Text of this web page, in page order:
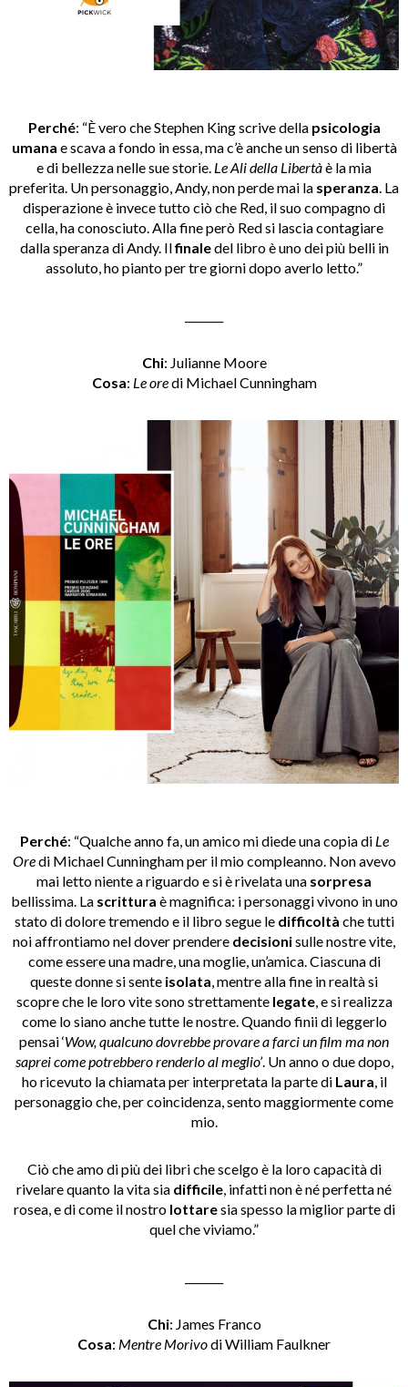
Perché: “È vero che Stephen King scrive della psicologia
umana e scava a fondo in essa, ma c’è anche un senso di libertà
e di bellezza nelle sue storie. Le Ali della Libertàè la mia
preferita. Un personaggio, Andy, non perde mai la speranza. La
disperazione è invece tutto ciò che Red, il suo compagno di
cella, ha conosciuto. Alla fine però Red si lascia contagiare
dalla speranza di Andy. Ilfinaledel libro è uno dei più belli in
assoluto, ho pianto per tre giorni dopo averlo letto.”
Chi: Julianne Moore
Cosa: Le oredi Michael Cunningham
Perché: “Qualche anno fa, un amico mi diede una copia di Le
Oredi Michael Cunningham per il mio compleanno. Non avevo
mai letto niente a riguardo e si è rivelata una sorpresa
bellissima. La scrittura è magnifica: i personaggi vivono in uno
stato di dolore tremendo e il libro segue le difficoltà che tutti
noi affrontiamo nel dover prendere decisionisulle nostre vite,
come essere una madre, una moglie, un’amica. Ciascuna di
queste donne si sente isolata, mentre alla fine in realtà si
scopre che le loro vite sono strettamente legate, e si realizza
come lo siano anche tutte le nostre. Quando finii di leggerlo
pensai ‘Wow, qualcuno dovrebbe provare a farci un film ma non
saprei come potrebbero renderlo al meglio’. Un anno o due dopo,
ho ricevuto la chiamata per interpretata la parte di Laura, il
personaggio che, per coincidenza, sento maggiormente come
mio.
Ciò che amo di più dei libri che scelgo è la loro capacità di
rivelare quanto la vita sia difficile, infatti non è né perfetta né
rosea, e di come il nostro lottaresia spesso la miglior parte di
quel che viviamo.”
Chi: James Franco
Cosa: Mentre Morivodi William Faulkner